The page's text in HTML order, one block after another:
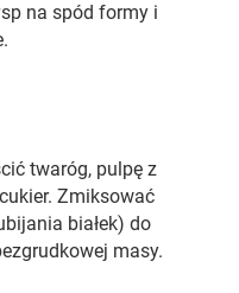
na spód formy i
twaróg, pulpę z
Zmiksować
białek) do
masy.